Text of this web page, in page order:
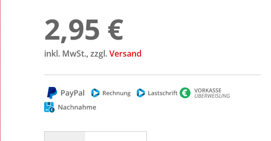
2,95 €
inkl. MwSt., zzgl.Versand